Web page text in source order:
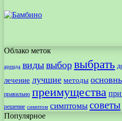
Облако меток
аренда видывыборвыбрать
лечение лучшие методы
правильно преимущества
решение симптом симптомы советы
Популярное